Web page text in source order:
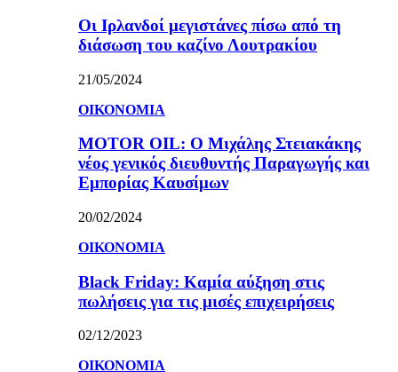
Οι Ιρλανδοί μεγιστάνες πίσω από τη
διάσωση του καζίνο Λουτρακίου
21/05/2024
ΟΙΚΟΝΟΜΙΑ
MOTOR OIL: Ο Μιχάλης Στειακάκης
νέος γενικός διευθυντής Παραγωγής και
Εμπορίας Καυσίμων
20/02/2024
ΟΙΚΟΝΟΜΙΑ
Black Friday: Καμία αύξηση στις
πωλήσεις για τις μισές επιχειρήσεις
02/12/2023
ΟΙΚΟΝΟΜΙΑ